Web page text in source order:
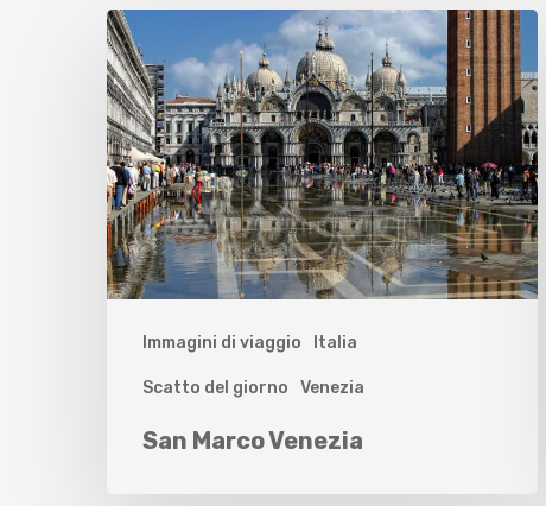
Immagini di viaggio Italia
Scatto del giorno Venezia
San Marco Venezia